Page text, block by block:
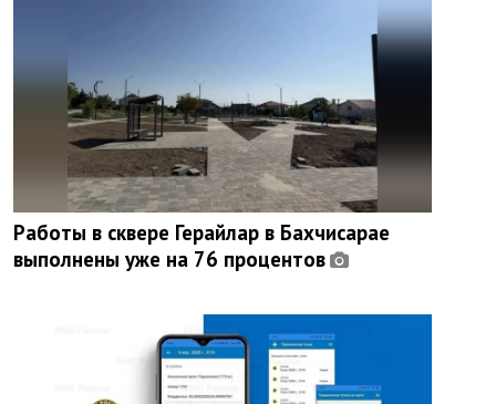
Работы в сквере Герайлар в Бахчисарае
выполнены уже на 76 процентов